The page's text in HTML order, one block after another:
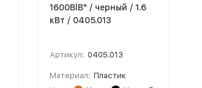
1600BlВ" / черный / 1.6
кВт / 0405.013
Артикул: 0405.013
Материал: Пластик